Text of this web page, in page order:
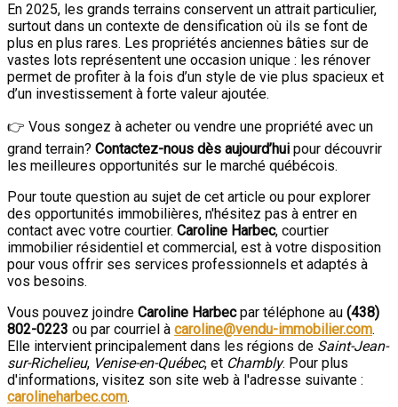
En 2025, les grands terrains conservent un attrait particulier,
surtout dans un contexte de densification où ils se font de
plus en plus rares. Les propriétés anciennes bâties sur de
vastes lots représentent une occasion unique : les rénover
permet de profiter à la fois d’un style de vie plus spacieux et
d’un investissement à forte valeur ajoutée.
👉 Vous songez à acheter ou vendre une propriété avec un
grand terrain? Contactez-nous dès aujourd’hui pour découvrir
les meilleures opportunités sur le marché québécois.
Pour toute question au sujet de cet article ou pour explorer
des opportunités immobilières, n'hésitez pas à entrer en
contact avec votre courtier. Caroline Harbec, courtier
immobilier résidentiel et commercial, est à votre disposition
pour vous offrir ses services professionnels et adaptés à
vos besoins.
Vous pouvez joindre Caroline Harbecpar téléphone au (438)
802-0223 ou par courriel à caroline@vendu-immobilier.com.
Elle intervient principalement dans les régions de Saint-Jean-
sur-Richelieu, Venise-en-Québec, et Chambly. Pour plus
d'informations, visitez son site web à l'adresse suivante :
carolineharbec.com.